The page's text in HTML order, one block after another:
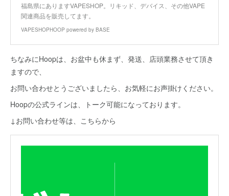
福島県にありますVAPESHOP。リキッド、デバイス、その他VAPE
関連商品を販売してます。
VAPESHOPHOOP powered by BASE
ちなみにHoopは、お盆中も休まず、発送、店頭業務させて頂き
ますので、
お問い合わせとうございましたら、お気軽にお声掛けください。
Hoopの公式ラインは、トーク可能になっております。
↓お問い合わせ等は、こちらから